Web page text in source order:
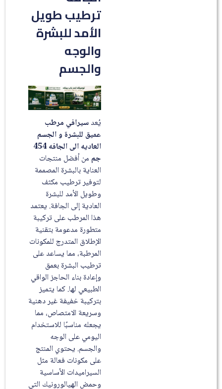
ترطيب طويل
الأمد للبشرة
والوجه
والجسم
سيرافي مرطب
عميق للبشرة و الجسم
العاديه الى الجافه 454
من أفضل منتجات
العناية بالبشرة المصممة
لتوفير ترطيب مكثف
وطويل الأمد للبشرة
العادية إلى الجافة. يعتمد
هذا المرطب على تركيبة
متطورة مدعومة بتقنية
الإطلاق المتدرج للمكونات
المرطبة، مما يساعد على
ترطيب البشرة بعمق
وإعادة بناء الحاجز الواقي
الطبيعي لها. كما يتميز
بتركيبة خفيفة غير دهنية
وسريعة الامتصاص، مما
يجعله مناسبًا للاستخدام
اليومي على الوجه
والجسم. يحتوي المنتج
على مكونات فعالة مثل
السيراميدات الأساسية
وحمض الهيالورونيك التي